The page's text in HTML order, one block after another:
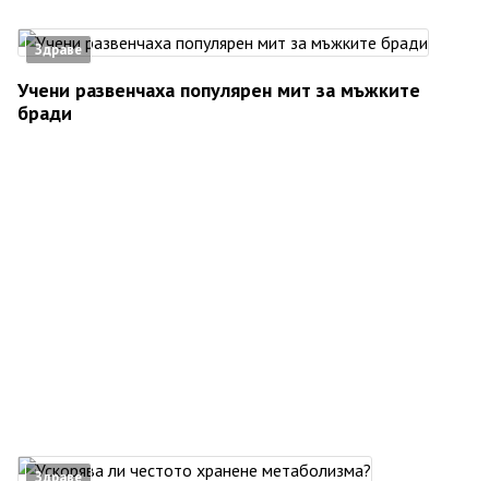
Здраве
Учени развенчаха популярен мит за мъжките
бради
Здраве